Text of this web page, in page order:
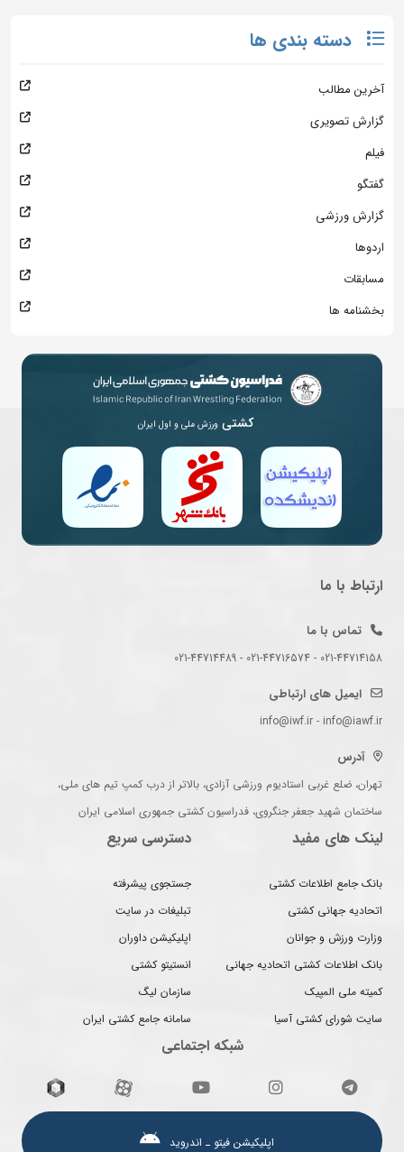
دسته بندی ها
آخرین مطالب
گزارش تصویری
فیلم
گفتگو
گزارش ورزشی
اردوها
مسابقات
بخشنامه ها
کشتی ورزش ملی و اول ایران
ارتباط با ما
تماس با ما
021-44714158 - 021-44716574 - 021-44714489
ایمیل های ارتباطی
info@iwf.ir - info@iawf.ir
آدرس
تهران، ضلع غربی استادیوم ورزشی آزادی، بالاتر از درب کمپ تیم های ملی،
ساختمان شهید جعفر جنگروی، فدراسیون کشتی جمهوری اسلامی ایران
لینک های مفید
بانک جامع اطلاعات کشتی
اتحادیه جهانی کشتی
وزارت ورزش و جوانان
بانک اطلاعات کشتی اتحادیه جهانی
کمیته ملی المپیک
سایت شورای کشتی آسیا
دسترسی سریع
جستجوی پیشرفته
تبلیغات در سایت
اپلیکیشن داوران
انستیتو کشتی
سازمان لیگ
سامانه جامع کشتی ایران
شبکه اجتماعی
اپلیکیشن فیتو ـ اندروید